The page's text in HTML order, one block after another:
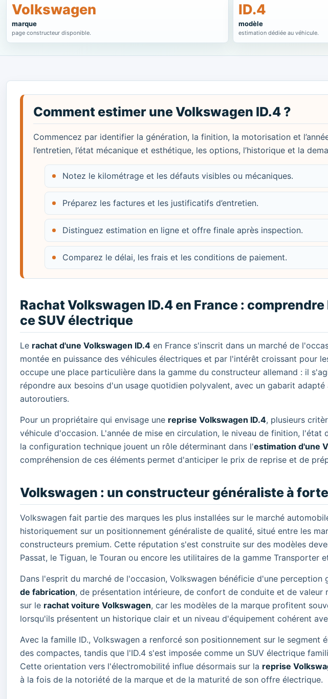
Volkswagen
marque
page constructeur disponible.
ID.4
modèle
estimation dédiée au véhicule.
Comment estimer une Volkswagen ID.4 ?
Commencez par identifier la génération, la finition, la motorisation et
l’entretien, l’état mécanique et esthétique, les options, l’historique et la
Notez le kilométrage et les défauts visibles ou mécaniques.
Préparez les factures et les justificatifs d’entretien.
Distinguez estimation en ligne et offre finale après inspection.
Comparez le délai, les frais et les conditions de paiement.
Rachat Volkswagen ID.4 en France :
ce SUV électrique
Le rachat d'une Volkswagen ID.4 en France s'inscrit dans un marché de
montée en puissance des véhicules électriques et par l'intérêt croissant pour
occupe une place particulière dans la gamme du constructeur allemand : il
répondre aux besoins d'un usage quotidien polyvalent, avec un gabarit
autoroutiers.
Pour un propriétaire qui envisage une reprise Volkswagen ID.4, plusieurs
véhicule d'occasion. L'année de mise en circulation, le niveau de finition,
la configuration technique jouent un rôle déterminant dans l'estimation d'une
compréhension de ces éléments permet d'anticiper le prix de reprise et de
Volkswagen : un constructeur généraliste à
Volkswagen fait partie des marques les plus installées sur le marché
historiquement sur un positionnement généraliste de qualité, situé entre les
constructeurs premium. Cette réputation s'est construite sur des modèles
Passat, le Tiguan, le Touran ou encore les utilitaires de la gamme Transporter
Dans l'esprit du marché de l'occasion, Volkswagen bénéficie d'une
de fabrication, de présentation intérieure, de confort de conduite et de valeur
sur le rachat voiture Volkswagen, car les modèles de la marque profitent
lorsqu'ils présentent un historique clair et un niveau d'équipement cohérent
Avec la famille ID., Volkswagen a renforcé son positionnement sur le segment
des compactes, tandis que l'ID.4 s'est imposée comme un SUV électrique
Cette orientation vers l'électromobilité influe désormais sur la reprise
à la fois de la notoriété de la marque et de la maturité de son offre électrique.